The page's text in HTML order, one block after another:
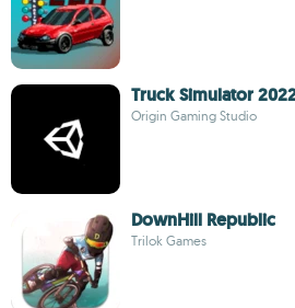
Truck Simulator
Origin Gaming Studio
DownHill Republic
Trilok Games